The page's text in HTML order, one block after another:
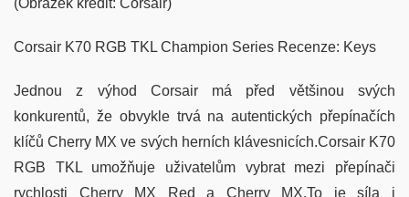
Corsair K70 RGB TKL Champion Series Recenze: Keys
Jednou z výhod Corsair má před většinou svých
konkurentů, že obvykle trvá na autentických přepínačích
klíčů Cherry MX ve svých herních klávesnicích.Corsair K70
RGB TKL umožňuje uživatelům vybrat mezi přepínači
rychlosti Cherry MX Red a Cherry MX.To je síla i